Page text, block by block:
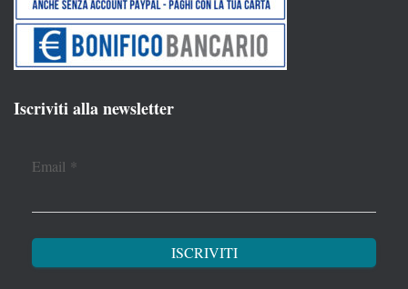
Iscriviti alla newsletter
Email *